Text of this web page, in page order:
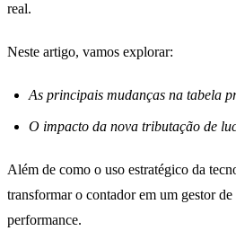
real.
Neste artigo, vamos explorar:
As principais mudanças na tabela
O impacto da nova tributação de
Além de como o uso estratégico da
transformar o contador em um gestor
performance.